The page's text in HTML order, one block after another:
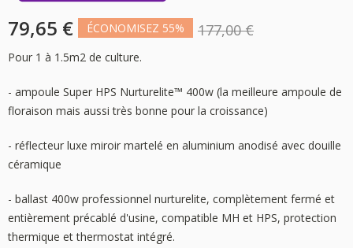
79,65 € ÉCONOMISEZ 55% 177,00 €
Pour 1 à 1.5m2 de culture.
- ampoule Super HPS Nurturelite™ 400w (la meilleure ampoule de
floraison mais aussi très bonne pour la croissance)
- réflecteur luxe miroir martelé en aluminium anodisé avec douille
céramique
- ballast 400w professionnel nurturelite, complètement fermé et
entièrement précablé d'usine, compatible MH et HPS, protection
thermique et thermostat intégré.